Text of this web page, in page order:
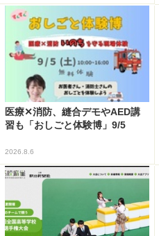
医療✕消防、縫合デモやAED講
習も「おしごと体験博」9/5
2026.8.6